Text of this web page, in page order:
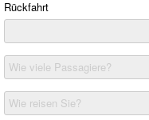
Rückfahrt
Wie viele Passagiere?
Wie reisen Sie?